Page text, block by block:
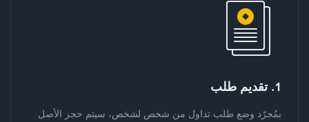
1. تقديم طلب
بمُجرّد وضع طلب تداول من شخص لشخص، سيتم حجز الأصل